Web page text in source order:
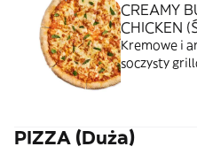
CREAMY
CHICKEN
Kremowe i
soczysty
dopełnia
orientalne
PIZZA (Duża)